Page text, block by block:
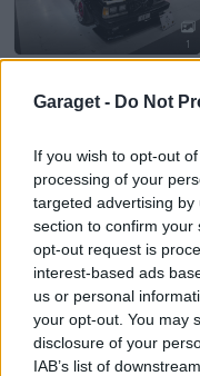
Garaget - Do Not
If you wish to opt-out
processing of your
targeted advertising
section to confirm your
opt-out request is
interest-based ads
us or personal
your opt-out. You may
disclosure of your
IAB’s list of
1
20